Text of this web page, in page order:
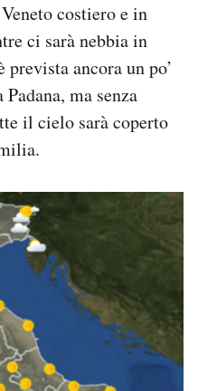
costiero e in
ci sarà nebbia in
ancora un po’
ma senza
il cielo sarà coperto